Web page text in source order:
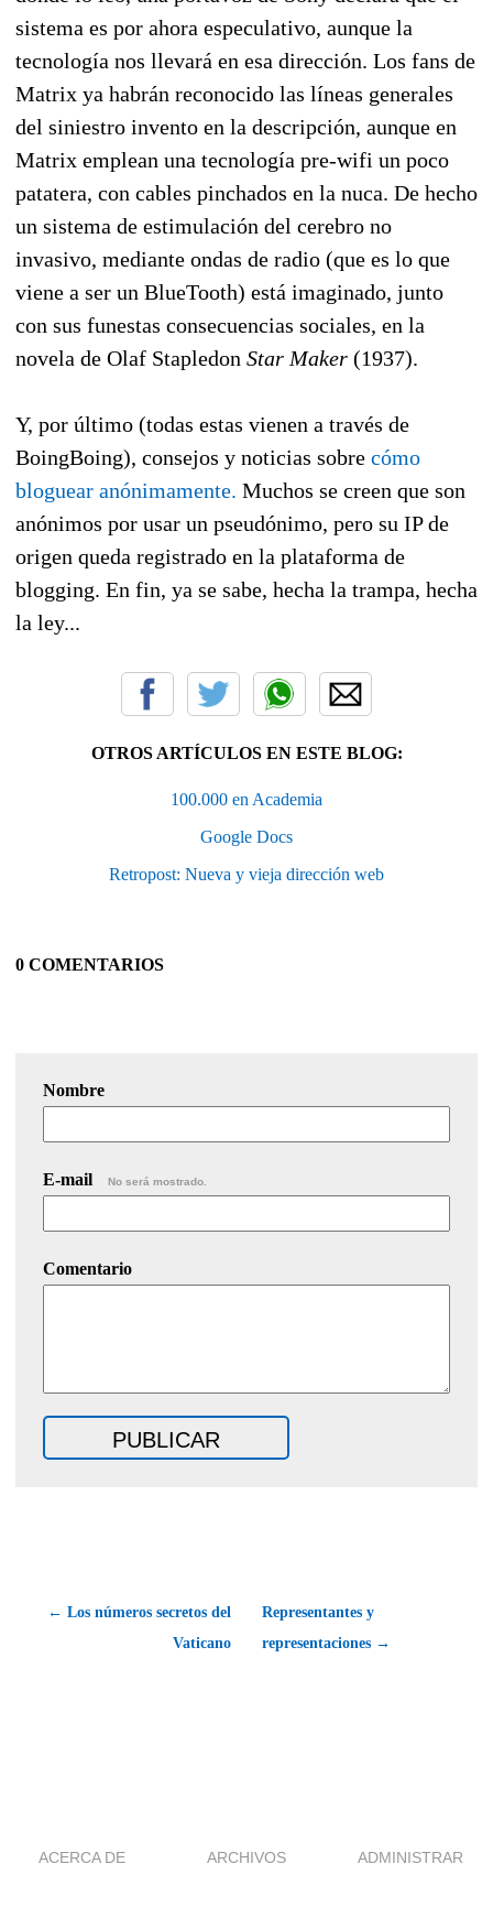
sistema es por ahora especulativo, aunque la
tecnología nos llevará en esa dirección. Los fans de
Matrix ya habrán reconocido las líneas generales
del siniestro invento en la descripción, aunque en
Matrix emplean una tecnología pre-wifi un poco
patatera, con cables pinchados en la nuca. De hecho
un sistema de estimulación del cerebro no
invasivo, mediante ondas de radio (que es lo que
viene a ser un BlueTooth) está imaginado, junto
con sus funestas consecuencias sociales, en la
novela de Olaf Stapledon Star Maker (1937).
Y, por último (todas estas vienen a través de
BoingBoing), consejos y noticias sobre cómo
bloguear anónimamente. Muchos se creen que son
anónimos por usar un pseudónimo, pero su IP de
origen queda registrado en la plataforma de
blogging. En fin, ya se sabe, hecha la trampa, hecha
la ley...
OTROS ARTÍCULOS EN ESTE BLOG:
100.000 en Academia
Google Docs
Retropost: Nueva y vieja dirección web
0 COMENTARIOS
Nombre
E-mail No será mostrado.
Comentario
← Los números secretos del
Vaticano
Representantes y
representaciones →
ACERCA DE ARCHIVOS ADMINISTRAR